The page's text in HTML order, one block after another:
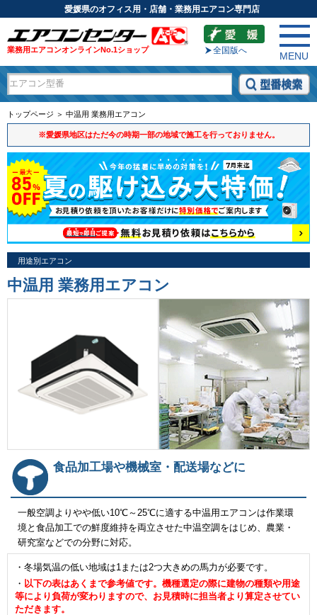
愛媛県のオフィス用・店舗・業務用エアコン専門店
業務用エアコンオンラインNo.1ショップ 全国版へ
MENU
トップページ ＞ 中温用 業務用エアコン
※愛媛県地区はただ今の時期一部の地域で施工を行っておりません。
用途別エアコン
中温用 業務用エアコン
食品加工場や機械室・配送場などに
一般空調よりやや低い10℃～25℃に適する中温用エアコンは作業環
境と食品加工での鮮度維持を両立させた中温空調をはじめ、農業・
研究室などでの分野に対応。
・冬場気温の低い地域は1または2つ大きめの馬力が必要です。
・ 以下の表はあくまで参考値です。機種選定の際に建物の種類や用途
等により負荷が変わりますので、お見積時に担当者より算定させてい
ただきます。